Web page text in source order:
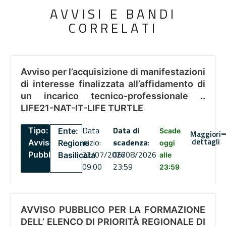
AVVISI E BANDI
CORRELATI
Avviso per l’acquisizione di manifestazioni
di interesse finalizzata all’affidamento di
un incarico tecnico-professionale ..
LIFE21-NAT-IT-LIFE TURTLE
Tipo:
Avviso
Pubblico
Ente:
Regione
Basilicata
Data
inizio:
22/07/2026
09:00
Data di
scadenza:
06/08/2026
23:59
Scade
oggi
alle
23:59
Maggiori
dettagli
AVVISO PUBBLICO PER LA FORMAZIONE
DELL’ ELENCO DI PRIORITÀ REGIONALE DI